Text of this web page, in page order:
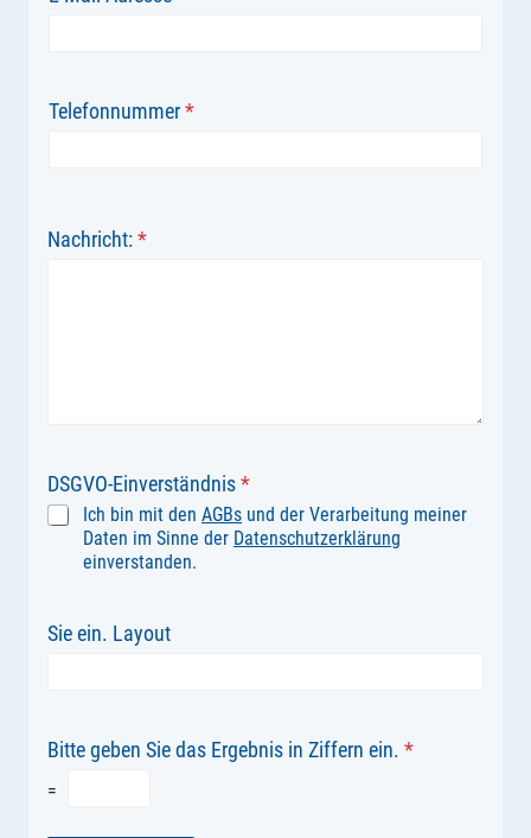
Telefonnummer*
Nachricht:*
DSGVO-Einverständnis*
Ich bin mit den AGBs und der Verarbeitung meiner
Daten im Sinne der Datenschutzerklärung
einverstanden.
Sie ein. Layout
Bitte geben Sie das Ergebnis in Ziffern ein. *
=